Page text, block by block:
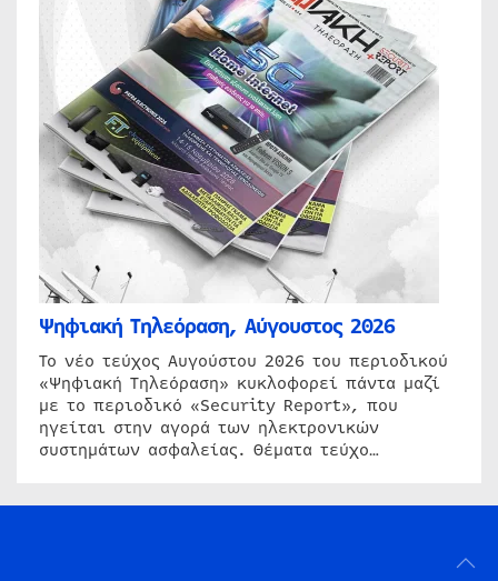
Ψηφιακή Τηλεόραση, Αύγουστος 2026
Το νέο τεύχος Αυγούστου 2026 του περιοδικού
«Ψηφιακή Τηλεόραση» κυκλοφορεί πάντα μαζί
με το περιοδικό «Security Report», που
ηγείται στην αγορά των ηλεκτρονικών
συστημάτων ασφαλείας. Θέματα τεύχο…